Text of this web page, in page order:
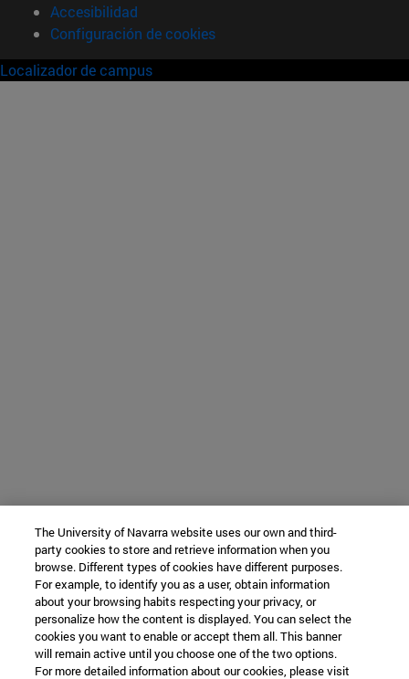
Accesibilidad
Configuración de cookies
Localizador de campus
The University of Navarra website uses our own and third-
party cookies to store and retrieve information when you
browse. Different types of cookies have different purposes.
For example, to identify you as a user, obtain information
about your browsing habits respecting your privacy, or
personalize how the content is displayed. You can select the
cookies you want to enable or accept them all. This banner
will remain active until you choose one of the two options.
For more detailed information about our cookies, please visit